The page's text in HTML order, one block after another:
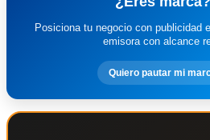
Posiciona tu negocio con publicidad
emisora con alcance
Quiero pautar mi